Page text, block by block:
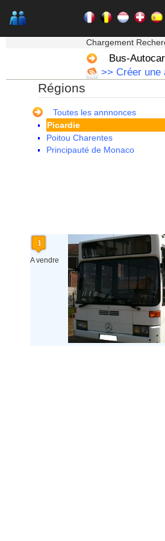
Chargement
Bus-
>> Créer une
Régions
Toutes les annnonces
Martinique
Midi Pyrenees - Espagne -
Nord Pas de Calais - Belgique -
Pays Bas
Pays de la Loire
Picardie
Poitou Charentes
Principauté de Monaco
A vendre